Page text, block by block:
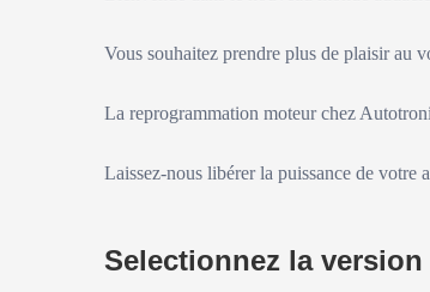
Vous souhaitez prendre plus de plaisir au
La reprogrammation moteur chez
Laissez-nous libérer la puissance de votre
Selectionnez la version